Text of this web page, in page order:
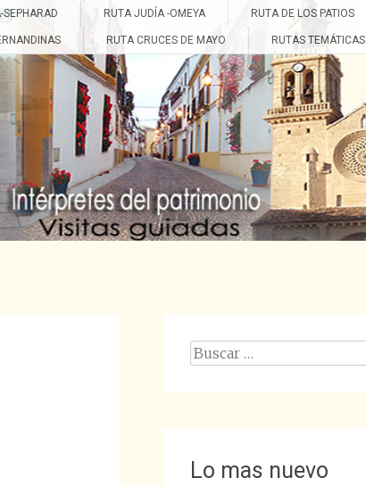
SEPHARAD RUTA JUDÍA -OMEYA RUTA DE LOS PATIOS
RUTA CRUCES DE MAYO RUTAS TEMÁTICAS
Lo mas nuevo